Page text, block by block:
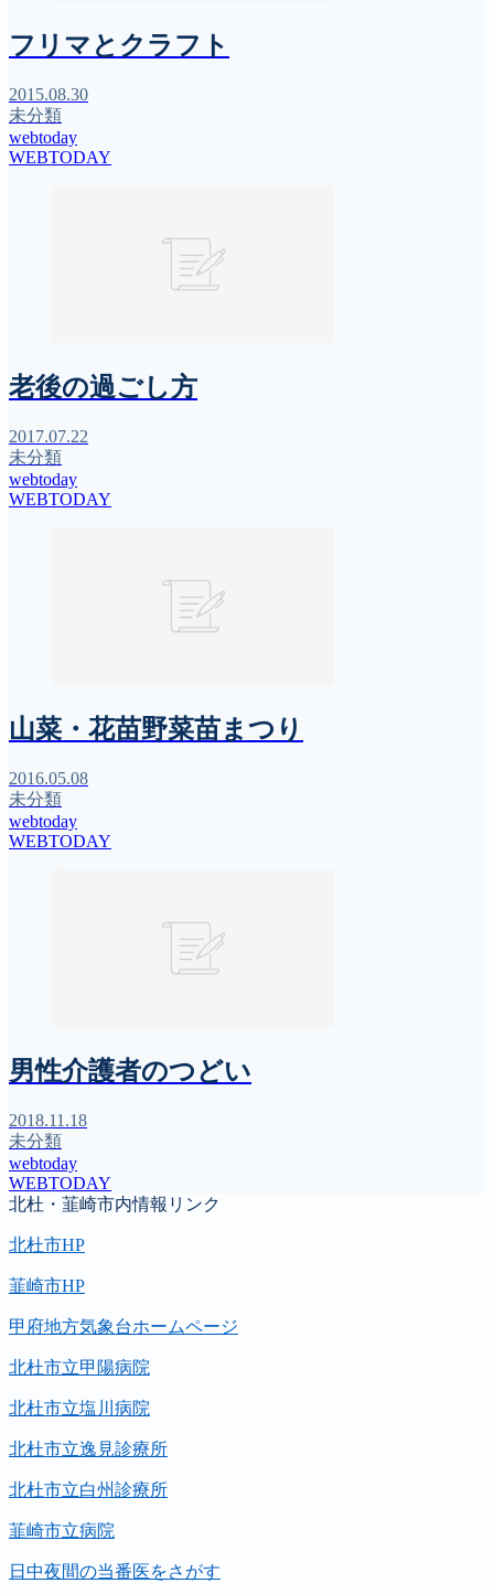
フリマとクラフト
2015.08.30
未分類
webtoday
WEBTODAY
老後の過ごし方
2017.07.22
未分類
webtoday
WEBTODAY
山菜・花苗野菜苗まつり
2016.05.08
未分類
webtoday
WEBTODAY
男性介護者のつどい
2018.11.18
未分類
webtoday
WEBTODAY
北杜・韮崎市内情報リンク
北杜市HP
韮崎市HP
甲府地方気象台ホームページ
北杜市立甲陽病院
北杜市立塩川病院
北杜市立逸見診療所
北杜市立白州診療所
韮崎市立病院
日中夜間の当番医をさがす